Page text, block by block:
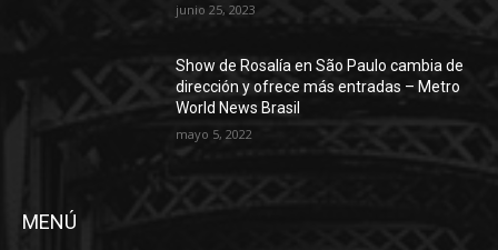
junio 25, 2023
Show de Rosalía en São Paulo cambia de
dirección y ofrece más entradas – Metro
World News Brasil
mayo 5, 2022
MENÚ